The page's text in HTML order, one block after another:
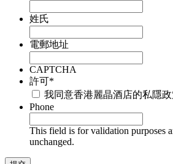
姓氏
電郵地址
CAPTCHA
許可*
我同意香港麗晶酒店的私隱政
Phone
This field is for validation purposes
unchanged.